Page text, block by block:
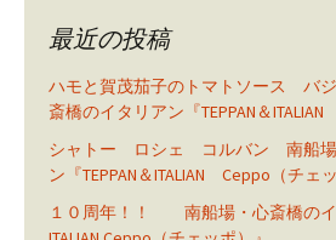
最近の投稿
ハモと賀茂茄子のトマトソース バ
斎橋のイタリアン『TEPPAN＆
シャトー ロシェ コルバン 南船場
ン『TEPPAN＆ITALIAN Ceppo（チェ
１０周年！！ 南船場・心斎橋のイ